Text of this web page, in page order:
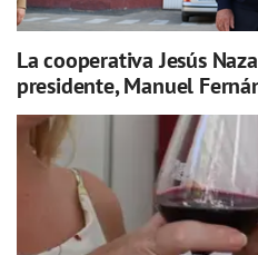
La cooperativa Jesús
presidente, Manuel